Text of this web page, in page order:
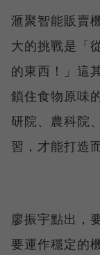
滙聚智能販賣
大的挑戰是「
的東西！」這
鎖住食物原味
研院、農科院
習，才能打造
廖振宇點出，
要運作穩定的